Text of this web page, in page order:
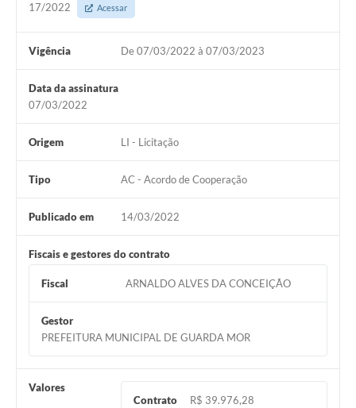
17/2022
Acessar
Vigência De 07/03/2022 à 07/03/2023
Data da assinatura
07/03/2022
Origem LI - Licitação
Tipo AC - Acordo de Cooperação
Publicado em 14/03/2022
Fiscais e gestores do contrato
Fiscal ARNALDO ALVES DA CONCEIÇÃO
Gestor
PREFEITURA MUNICIPAL DE GUARDA MOR
Valores
Contrato
R$ 39.976,28